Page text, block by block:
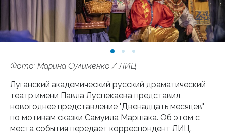
Фото: Марина Сулименко / ЛИЦ
Луганский академический русский драматический
театр имени Павла Луспекаева представил
новогоднее представление "Двенадцать месяцев"
по мотивам сказки Самуила Маршака. Об этом с
места события передает корреспондент ЛИЦ.